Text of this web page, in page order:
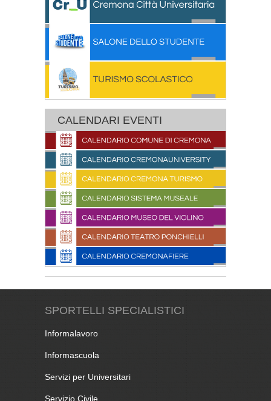
CALENDARI EVENTI
SPORTELLI SPECIALISTICI
Informalavoro
Informascuola
Servizi per Universitari
Servizio Civile